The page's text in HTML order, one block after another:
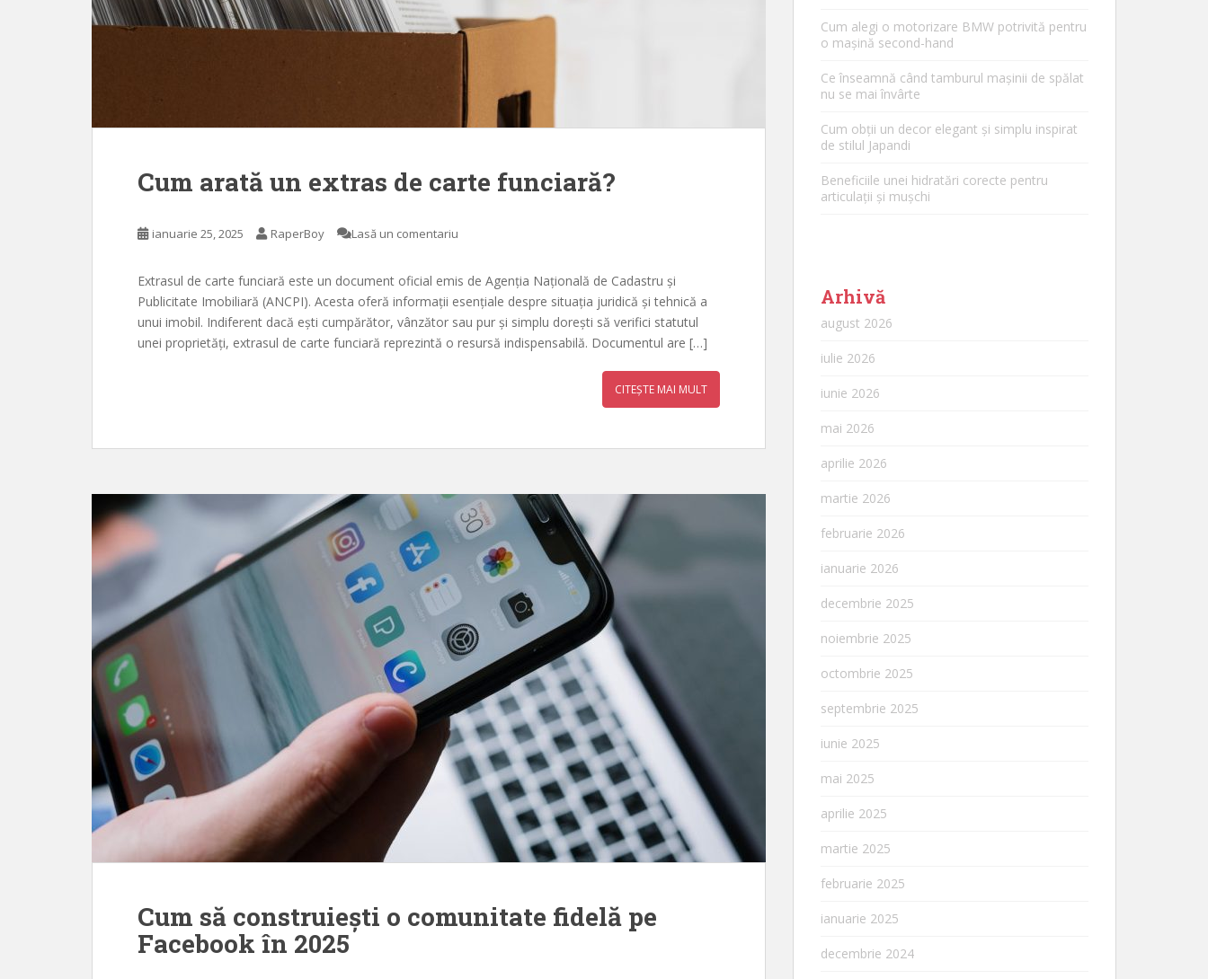
Cum arată un extras de carte funciară?
ianuarie 25, 2025 RaperBoy Lasă un comentariu
Extrasul de carte funciară este un document oficial emis de Agenția Națională de Cadastru și
Publicitate Imobiliară (ANCPI). Acesta oferă informații esențiale despre situația juridică și tehnică a
unui imobil. Indiferent dacă ești cumpărător, vânzător sau pur și simplu dorești să verifici statutul
unei proprietăți, extrasul de carte funciară reprezintă o resursă indispensabilă. Documentul are […]
CITEȘTE MAI MULT
Cum să construiești o comunitate fidelă pe
Facebook în 2025
Cum alegi o motorizare BMW potrivită pentru
o mașină second-hand
Ce înseamnă când tamburul mașinii de spălat
nu se mai învârte
Cum obții un decor elegant și simplu inspirat
de stilul Japandi
Beneficiile unei hidratări corecte pentru
articulații și mușchi
Arhivă
august 2026
iulie 2026
iunie 2026
mai 2026
aprilie 2026
martie 2026
februarie 2026
ianuarie 2026
decembrie 2025
noiembrie 2025
octombrie 2025
septembrie 2025
iunie 2025
mai 2025
aprilie 2025
martie 2025
februarie 2025
ianuarie 2025
decembrie 2024